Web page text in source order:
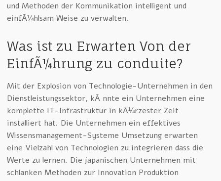
und Methoden der Kommunikation intelligent und
einfÃ¼hlsam Weise zu verwalten.
Was ist zu Erwarten Von der
EinfÃ¼hrung zu conduite?
Mit der Explosion von Technologie-Unternehmen in den
Dienstleistungssektor, kÃ¶nnte ein Unternehmen eine
komplette IT-Infrastruktur in kÃ¼rzester Zeit
installiert hat. Die Unternehmen ein effektives
Wissensmanagement-Systeme Umsetzung erwarten
eine Vielzahl von Technologien zu integrieren dass die
Werte zu lernen. Die japanischen Unternehmen mit
schlanken Methoden zur Innovation Produktion